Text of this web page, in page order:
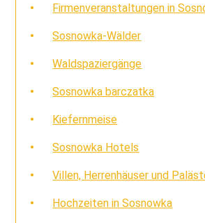
Firmenveranstaltungen in
Sosnowka-Wälder
Waldspaziergänge
Sosnowka barczatka
Kiefernmeise
Sosnowka Hotels
Villen, Herrenhäuser und
Hochzeiten in Sosnowka